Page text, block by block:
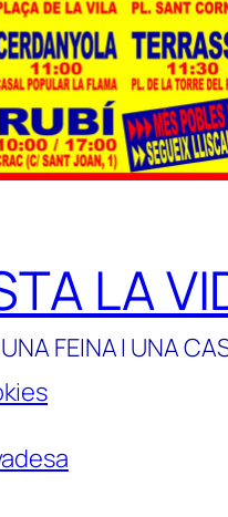
LA
FEINA I UNA